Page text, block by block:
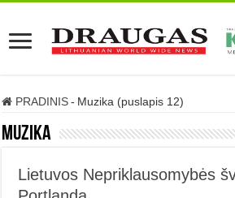
PRADINIS - Muzika (puslapis 12)
Muzika
Lietuvos Nepriklausomybės